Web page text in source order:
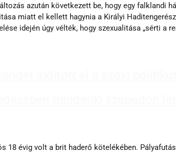
azután következett be, hogy egy falklandi
miatt el kellett hagynia a Királyi
idején úgy vélték, hogy szexualitása „sérti a
18 évig volt a brit haderő kötelékében.